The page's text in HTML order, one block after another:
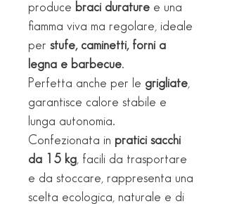
produce braci durature e una
fiamma viva ma regolare, ideale
per stufe, caminetti, forni a
legna e barbecue.
Perfetta anche per le grigliate
garantisce calore stabile e
lunga autonomia.
Confezionata in pratici sacchi
da 15 kg , facili da trasportare
e da stoccare, rappresenta una
scelta ecologica, naturale e di